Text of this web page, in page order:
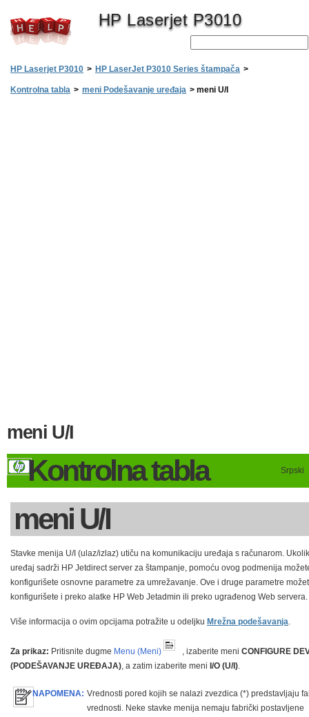
HP Laserjet P3010
HP Laserjet P3010 > HP LaserJet P3010 Series štampača >
Kontrolna tabla > meni Podešavanje uređaja > meni U/I
meni U/I
Kontrolna tabla Srpski
meni U/I
Stavke menija U/I (ulaz/izlaz) utiču na komunikaciju uređaja s računarom.
uređaj sadrži HP Jetdirect server za štampanje, pomoću ovog podmenija
konfigurišete osnovne parametre za umrežavanje. Ove i druge parametre
konfigurišete i preko alatke HP Web Jetadmin ili preko ugrađenog Web servera.
Više informacija o ovim opcijama potražite u odeljku Mrežna podešavanja.
Za prikaz: Pritisnite dugme Menu (Meni) , izaberite meni CONFIGURE
(PODEŠAVANJE UREĐAJA), a zatim izaberite meni I/O (U/I).
NAPOMENA: Vrednosti pored kojih se nalazi zvezdica (*) predstavljaju
vrednosti. Neke stavke menija nemaju fabrički postavljene